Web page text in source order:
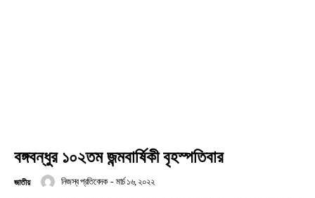
বঙ্গবন্ধুর ১০২তম জন্মবার্ষিকী বৃহস্পতিবার
জাতীয় নিজস্ব প্রতিবেদক - মার্চ ১৬, ২০২২